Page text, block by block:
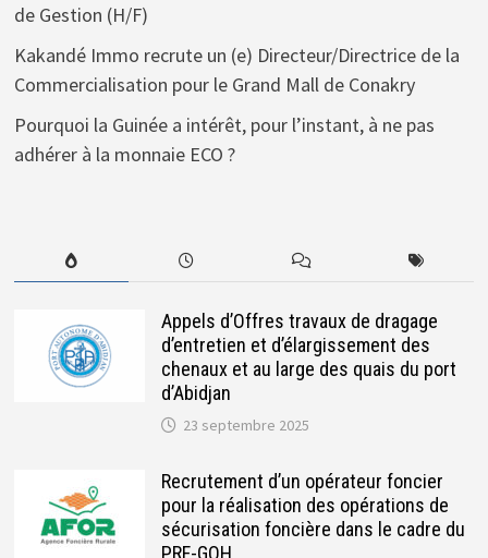
de Gestion (H/F)
Kakandé Immo recrute un (e) Directeur/Directrice de la
Commercialisation pour le Grand Mall de Conakry
Pourquoi la Guinée a intérêt, pour l’instant, à ne pas
adhérer à la monnaie ECO ?
Appels d’Offres travaux de dragage
d’entretien et d’élargissement des
chenaux et au large des quais du port
d’Abidjan
23 septembre 2025
Recrutement d’un opérateur foncier
pour la réalisation des opérations de
sécurisation foncière dans le cadre du
PRF-GOH